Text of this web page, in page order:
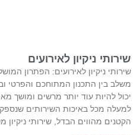
שירותי ניקיון לאירועים
שירותי ניקיון לאירועים: הפתרון
משלב בין התכנון המתוחכם והפרטי
יכול להיות עוד יותר מרשים ומושך
למעלה מכל באיכות השירותים
הקטנים מהווים הבדל, שירותי ניקיון